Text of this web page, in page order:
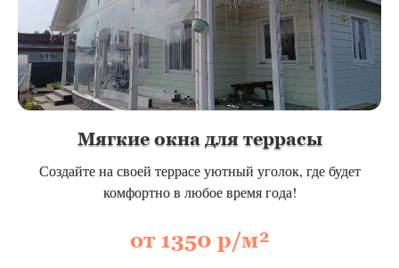
Мягкие окна для террасы
Создайте на своей террасе уютный уголок, где будет
комфортно в любое время года!
от 1350 р/м²